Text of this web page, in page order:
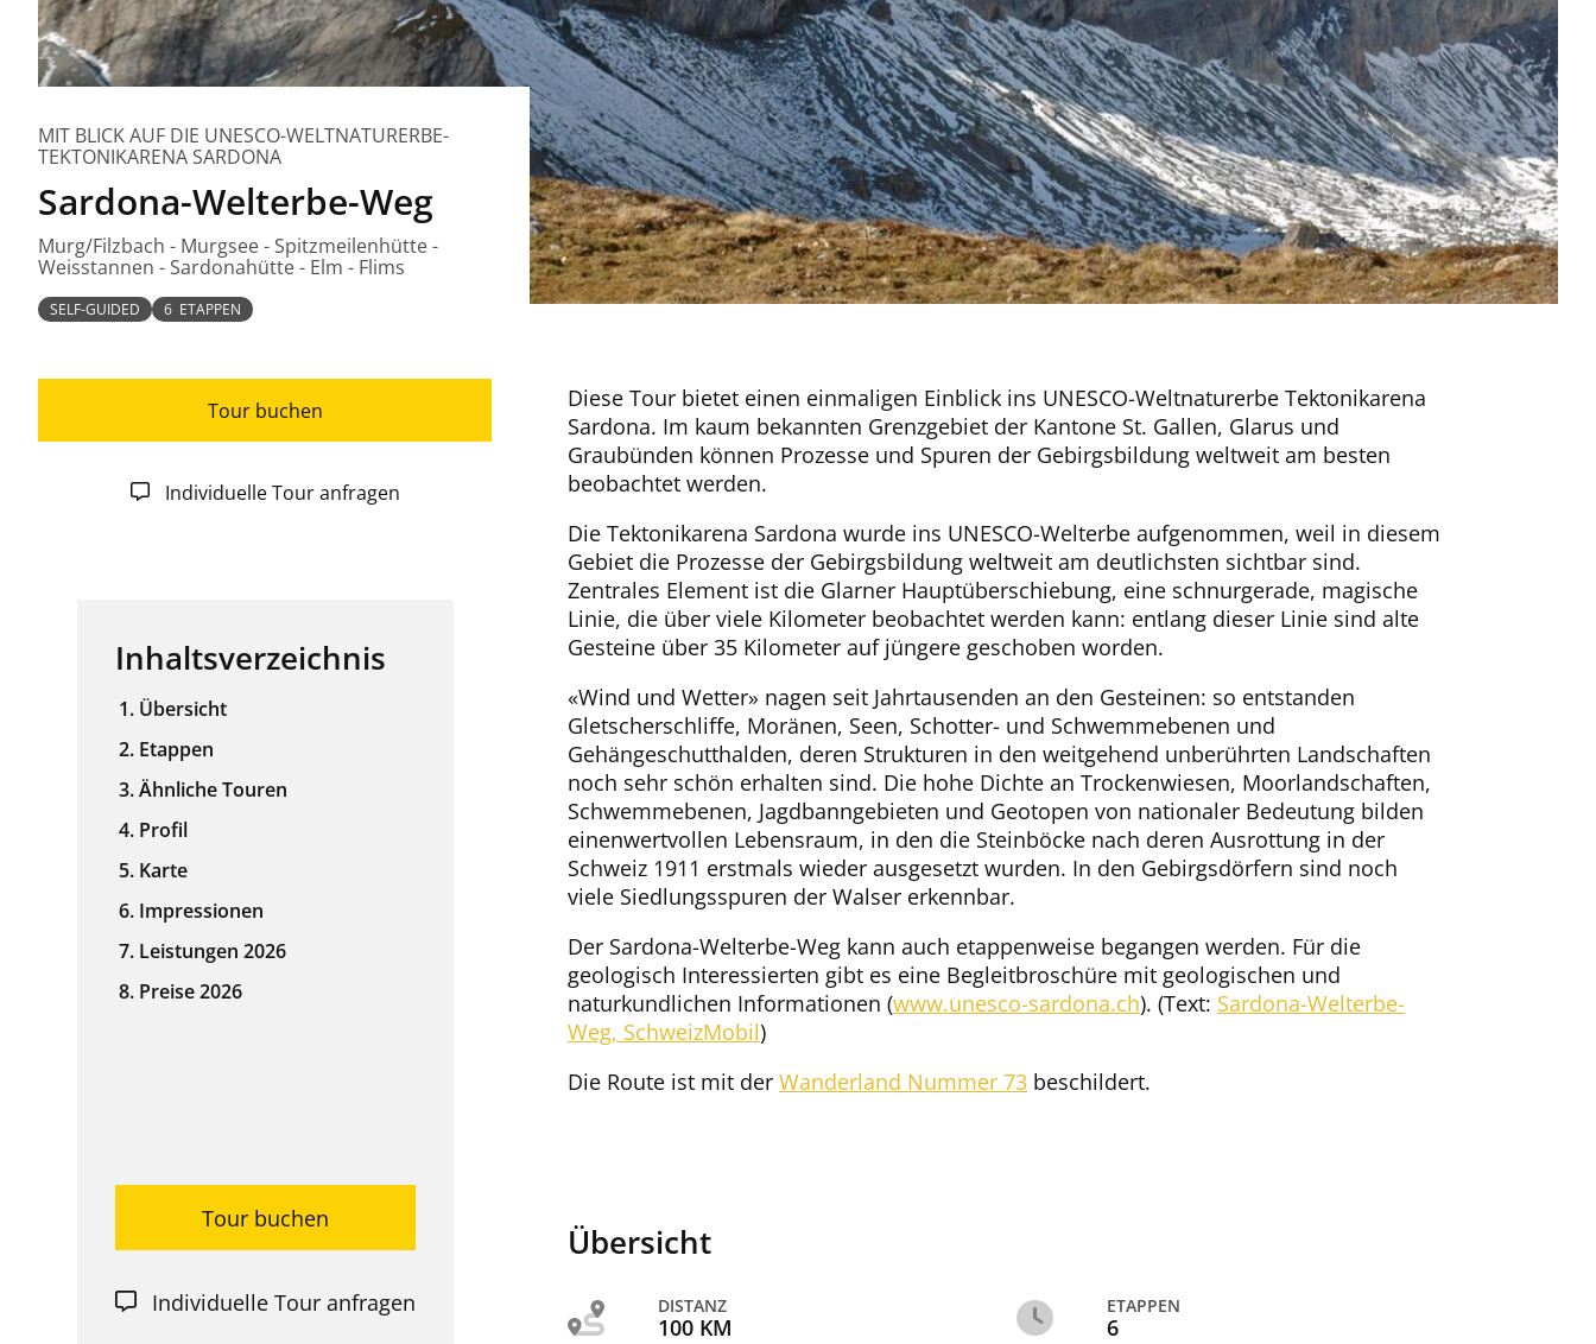
MIT BLICK AUF DIE UNESCO-WELTNATURERBE-
TEKTONIKARENA SARDONA
Sardona-Welterbe-Weg
Murg/Filzbach - Murgsee - Spitzmeilenhütte -
Weisstannen - Sardonahütte - Elm - Flims
SELF-GUIDED 6 ETAPPEN
Tour buchen
Individuelle Tour anfragen
Inhaltsverzeichnis
Übersicht
Etappen
Ähnliche Touren
Profil
Karte
Impressionen
Leistungen 2026
Preise 2026
Tour buchen
Individuelle Tour anfragen
Diese Tour bietet einen einmaligen Einblick ins UNESCO-Weltnaturerbe Tektonikarena
Sardona. Im kaum bekannten Grenzgebiet der Kantone St. Gallen, Glarus und
Graubünden können Prozesse und Spuren der Gebirgsbildung weltweit am besten
beobachtet werden.
Die Tektonikarena Sardona wurde ins UNESCO-Welterbe aufgenommen, weil in diesem
Gebiet die Prozesse der Gebirgsbildung weltweit am deutlichsten sichtbar sind.
Zentrales Element ist die Glarner Hauptüberschiebung, eine schnurgerade, magische
Linie, die über viele Kilometer beobachtet werden kann: entlang dieser Linie sind alte
Gesteine über 35 Kilometer auf jüngere geschoben worden.
«Wind und Wetter» nagen seit Jahrtausenden an den Gesteinen: so entstanden
Gletscherschliffe, Moränen, Seen, Schotter- und Schwemmebenen und
Gehängeschutthalden, deren Strukturen in den weitgehend unberührten Landschaften
noch sehr schön erhalten sind. Die hohe Dichte an Trockenwiesen, Moorlandschaften,
Schwemmebenen, Jagdbanngebieten und Geotopen von nationaler Bedeutung bilden
einenwertvollen Lebensraum, in den die Steinböcke nach deren Ausrottung in der
Schweiz 1911 erstmals wieder ausgesetzt wurden. In den Gebirgsdörfern sind noch
viele Siedlungsspuren der Walser erkennbar.
Der Sardona-Welterbe-Weg kann auch etappenweise begangen werden. Für die
geologisch Interessierten gibt es eine Begleitbroschüre mit geologischen und
naturkundlichen Informationen (www.unesco-sardona.ch). (Text: Sardona-Welterbe-
Weg, SchweizMobil)
Die Route ist mit der Wanderland Nummer 73 beschildert.
Übersicht
DISTANZ
100 KM
ETAPPEN
6